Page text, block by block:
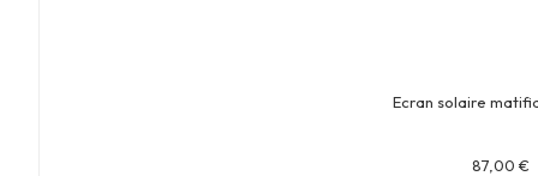
Ecran solaire
87,00 €